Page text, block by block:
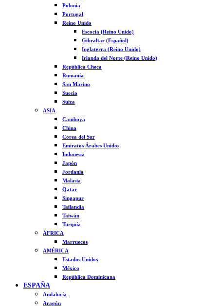
Polonia
Portugal
Reino Unido
Escocia (Reino Unido)
Gibraltar (Español)
Inglaterra (Reino Unido)
Irlanda del Norte (Reino Unido)
República Checa
Rumanía
San Marino
Suecia
Suiza
ASIA
Camboya
China
Corea del Sur
Emiratos Árabes Unidos
Indonesia
Japón
Jordania
Malasia
Qatar
Singapur
Tailandia
Taiwán
Turquía
ÁFRICA
Marruecos
AMÉRICA
Estados Unidos
México
República Dominicana
ESPAÑA
Andalucía
Aragón